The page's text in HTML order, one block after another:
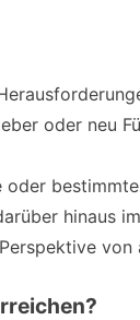
oder neu
oder
hinaus
von